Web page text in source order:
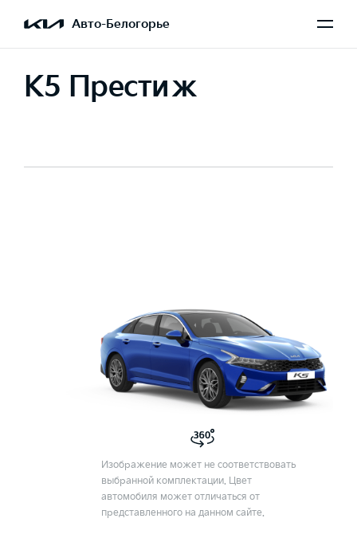
Авто-Белогорье
K5 Престиж
Изображение может не соответствовать
выбранной комплектации. Цвет
автомобиля может отличаться от
представленного на данном сайте.